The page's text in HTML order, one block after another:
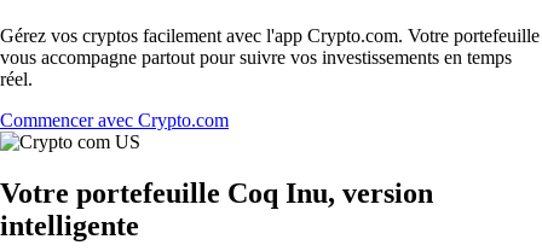
Gérez vos cryptos facilement avec l'app Crypto.com. Votre portefeuille
vous accompagne partout pour suivre vos investissements en temps
réel.
Commencer avec Crypto.com
Votre portefeuille Coq Inu, version
intelligente